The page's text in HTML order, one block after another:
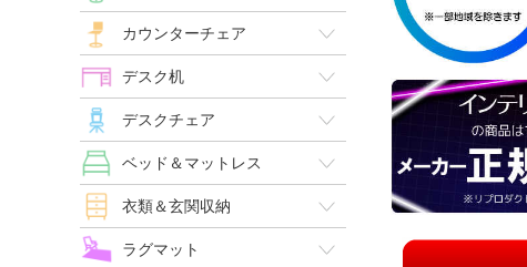
カウンターチェア
デスク机
デスクチェア
ベッド＆マットレス
衣類＆玄関収納
ラグマット